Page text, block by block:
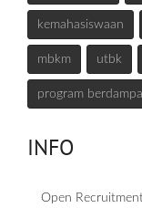
kemahasiswaan
mbkm utbk
program
INFO
Open